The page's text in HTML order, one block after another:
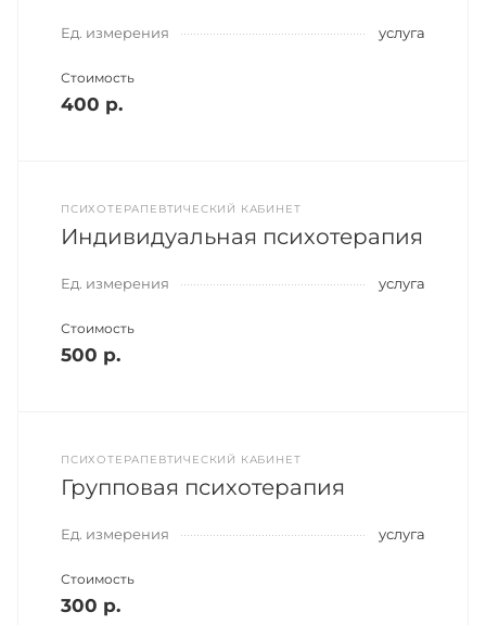
Ед. измерения услуга
Стоимость
400 р.
ПСИХОТЕРАПЕВТИЧЕСКИЙ КАБИНЕТ
Индивидуальная психотерапия
Ед. измерения услуга
Стоимость
500 р.
ПСИХОТЕРАПЕВТИЧЕСКИЙ КАБИНЕТ
Групповая психотерапия
Ед. измерения услуга
Стоимость
300 р.